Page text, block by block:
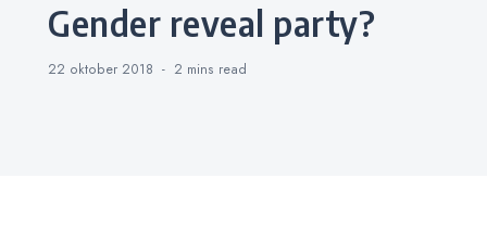
Gender reveal party?
22 oktober 2018 2 mins read